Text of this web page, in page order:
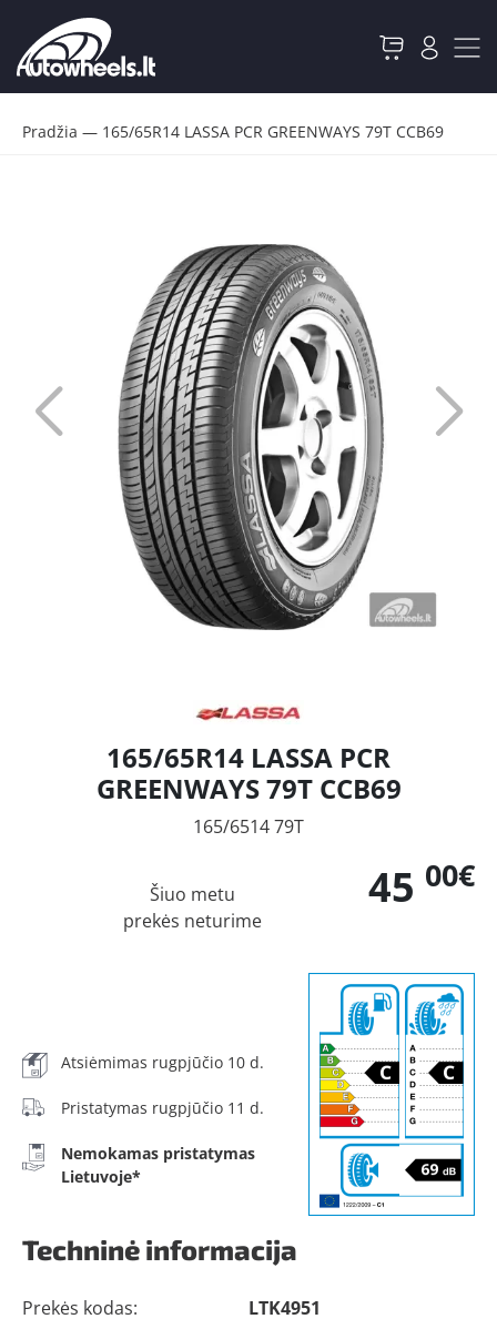
Pradžia — 165/65R14 LASSA PCR GREENWAYS 79T CCB69
165/65R14 LASSA PCR
GREENWAYS 79T CCB69
165/6514 79T
45 00€
Šiuo metu
prekės neturime
Atsiėmimas rugpjūčio 10 d.
Pristatymas rugpjūčio 11 d.
Nemokamas pristatymas
Lietuvoje*
Techninė informacija
Prekės kodas:
LTK4951